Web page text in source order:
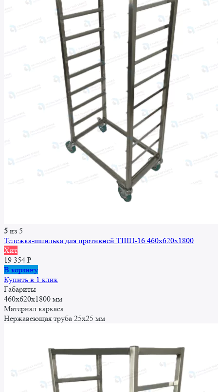
5 из 5
Тележка-шпилька для противней ТШП-16 460x620x1800
Хит
19 354 ₽
В корзину
Купить в 1 клик
Габариты
460x620x1800 мм
Материал каркаса
Нержавеющая труба 25x25 мм